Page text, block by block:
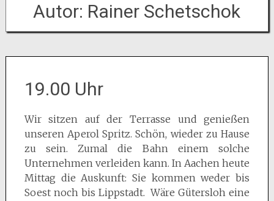
Autor: Rainer Schetschok
19.00 Uhr
Wir sitzen auf der Terrasse und genießen
unseren Aperol Spritz. Schön, wieder zu Hause
zu sein. Zumal die Bahn einem solche
Unternehmen verleiden kann. In Aachen heute
Mittag die Auskunft: Sie kommen weder bis
Soest noch bis Lippstadt. Wäre Gütersloh eine